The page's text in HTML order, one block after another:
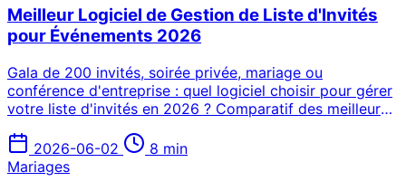
Meilleur Logiciel de Gestion de Liste d'Invités
pour Événements 2026
Gala de 200 invités, soirée privée, mariage ou
conférence d'entreprise : quel logiciel choisir pour gérer
votre liste d'invités en 2026 ? Comparatif des meilleures
2026-06-02
8 min
Mariages